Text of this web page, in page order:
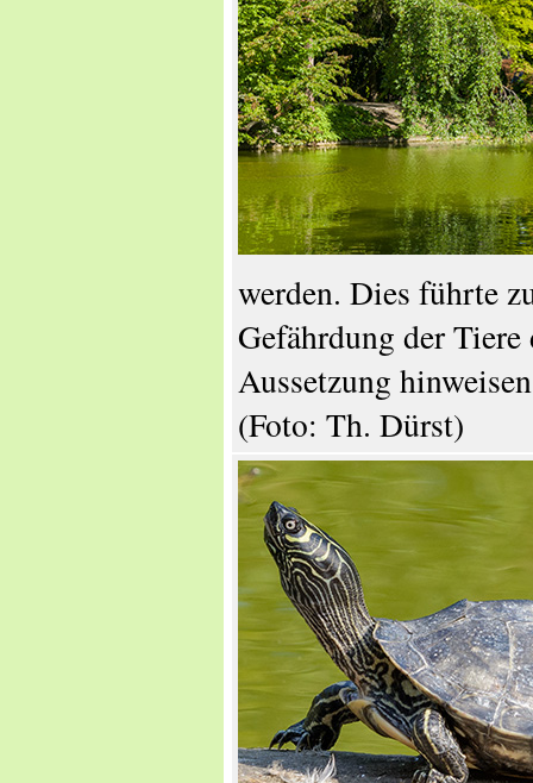
werden. Dies führte
Gefährdung der Tiere
Aussetzung
(Foto: Th. Dürst)